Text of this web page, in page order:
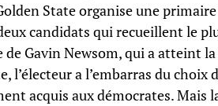
State organise une
candidats qui recueillent le
Gavin Newsom, qui a atteint
l’électeur a l’embarras du
acquis aux démocrates. Mais